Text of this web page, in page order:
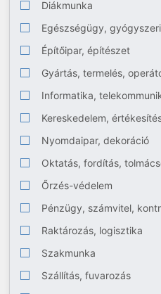
Diákmunka
Egészségügy,
Építőipar, építészet
Gyártás, termelés,
Informatika,
Kereskedelem,
Nyomdaipar, dekoráció
Oktatás, fordítás,
Őrzés-védelem
Pénzügy, számvitel,
Raktározás, logisztika
Szakmunka
Szállítás, fuvarozás